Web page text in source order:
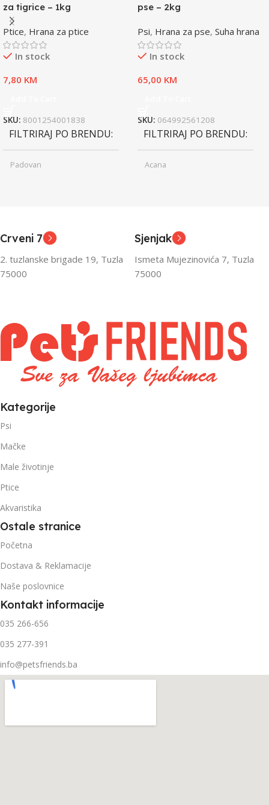
za tigrice – 1kg
Ptice, Hrana za ptice
In stock
7,80 KM
SKU: 8001254001838
FILTRIRAJ PO BRENDU
Padovan
FILTRIRAJ PO TEŽINI
1kg – 3kg
pse – 2kg
Psi, Hrana za pse, Suha hrana
In stock
65,00 KM
SKU: 064992561208
FILTRIRAJ PO BRENDU
Acana
FILTRIRAJ PO TEŽINI
Crveni 7
2. tuzlanske brigade 19, Tuzla
75000
Sjenjak
Ismeta Mujezinovića 7, Tuzla
75000
Kategorije
Psi
Mačke
Male životinje
Ptice
Akvaristika
Ostale stranice
Početna
Dostava & Reklamacije
Naše poslovnice
Kontakt informacije
035 266-656
035 277-391
info@petsfriends.ba